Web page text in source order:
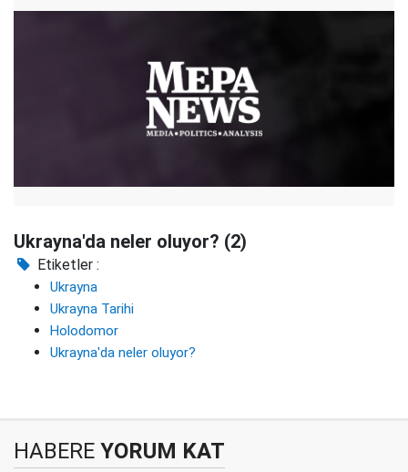
Ukrayna'da neler oluyor? (2)
Etiketler :
Ukrayna
Ukrayna Tarihi
Holodomor
Ukrayna'da neler oluyor?
HABERE YORUM KAT